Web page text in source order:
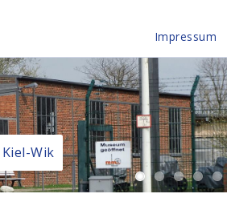
Impressum
Wik